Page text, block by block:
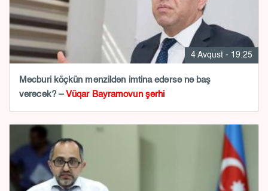
4 Avqust - 19:25
Məcburi köçkün mənzildən imtina edərsə nə baş
verəcək? –Vüqar Bayramovun şərhi